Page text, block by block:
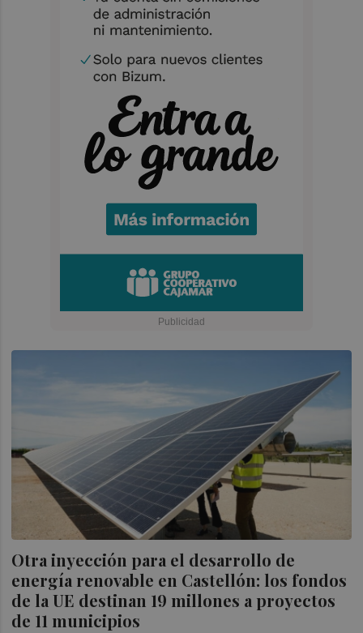
Otra inyección para el desarrollo de
energía renovable en Castellón: los fondos
de la UE destinan 19 millones a proyectos
de 11 municipios